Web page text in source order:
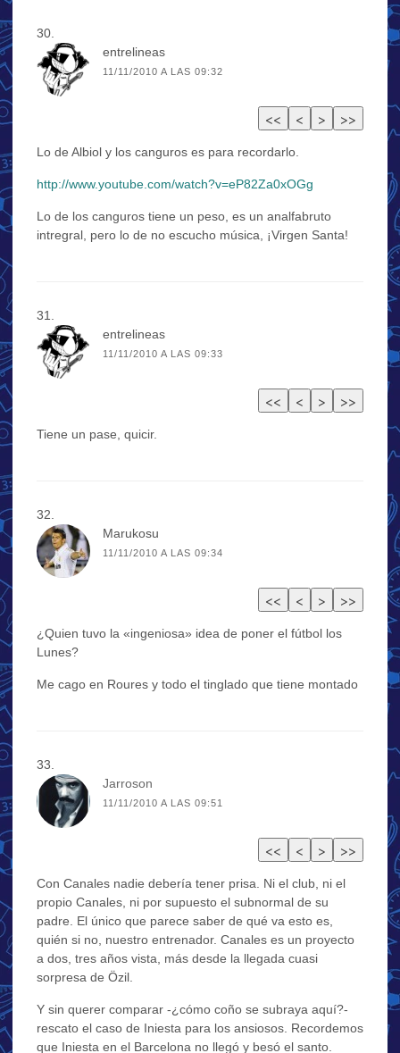
entrelineas
11/11/2010 A LAS 09:32
Lo de Albiol y los canguros es para recordarlo.
http://www.youtube.com/watch?v=eP82Za0xOGg
Lo de los canguros tiene un peso, es un analfabruto
intregral, pero lo de no escucho música, ¡Virgen Santa!
entrelineas
11/11/2010 A LAS 09:33
Tiene un pase, quicir.
Marukosu
11/11/2010 A LAS 09:34
¿Quien tuvo la «ingeniosa» idea de poner el fútbol los
Lunes?
Me cago en Roures y todo el tinglado que tiene montado
Jarroson
11/11/2010 A LAS 09:51
Con Canales nadie debería tener prisa. Ni el club, ni el
propio Canales, ni por supuesto el subnormal de su
padre. El único que parece saber de qué va esto es,
quién si no, nuestro entrenador. Canales es un proyecto
a dos, tres años vista, más desde la llegada cuasi
sorpresa de Özil.
Y sin querer comparar -¿cómo coño se subraya aquí?-
rescato el caso de Iniesta para los ansiosos. Recordemos
que Iniesta en el Barcelona no llegó y besó el santo.